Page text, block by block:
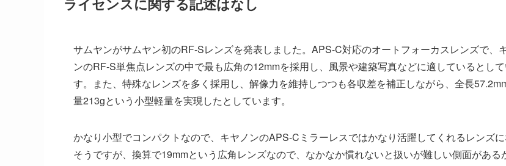
サムヤンがサムヤン初のRF-Sレンズを発表しました。APS-C対応のオートフォーカスレンズで、
ンのRF-S単焦点レンズの中で最も広角の12mmを採用し、風景や建築写真などに適しているとして
す。また、特殊なレンズを多く採用し、解像力を維持しつつも各収差を補正しながら、全長
量213gという小型軽量を実現したとしています。
かなり小型でコンパクトなので、キヤノンのAPS-Cミラーレスではかなり活躍してくれるレンズに
そうですが、換算で19mmという広角レンズなので、なかなか慣れないと扱いが難しい側面がある